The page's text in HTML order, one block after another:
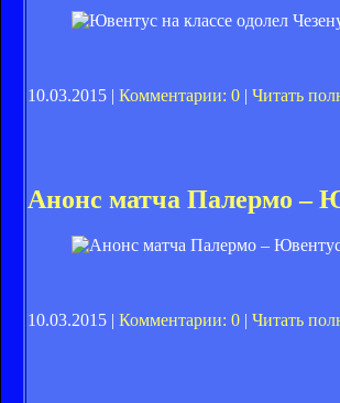
10.03.2015 | Комментарии: 0 | Читать
Анонс матча Палермо –
10.03.2015 | Комментарии: 0 Читать